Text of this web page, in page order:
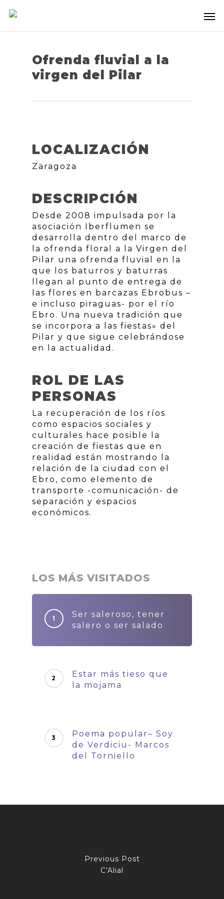
Ofrenda fluvial a la
virgen del Pilar
LOCALIZACIÓN
Zaragoza
DESCRIPCIÓN
Desde 2008 impulsada por la
asociación Iberflumen se
desarrolla dentro del marco de
la ofrenda floral a la Virgen del
Pilar una ofrenda fluvial en la
que los baturros y baturras
llegan al punto de entrega de
las flores en barcazas Ebrobus –
e incluso piraguas- por el río
Ebro. Una nueva tradición que
se incorpora a las fiestas» del
Pilar y que sigue celebrándose
en la actualidad.
ROL DE LAS
PERSONAS
La recuperación de los ríos
como espacios sociales y
culturales hace posible la
creación de fiestas que en
realidad están mostrando la
relación de la ciudad con el
Ebro, como elemento de
transporte -comunicación- de
separación y espacios
económicos.
LOS MÁS VISITADOS
Ser saleroso, tener
salero o ser salado
Estar más tieso que
la mojama
Poema popular– Soy
de Verdiciu- Marcos
del Torniello
Previous Post
C'Alial